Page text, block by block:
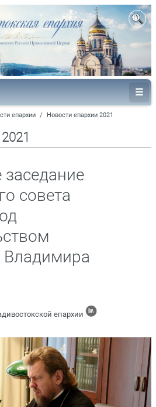
епархии / Новости епархии 2021
совета
Владимира
епархии